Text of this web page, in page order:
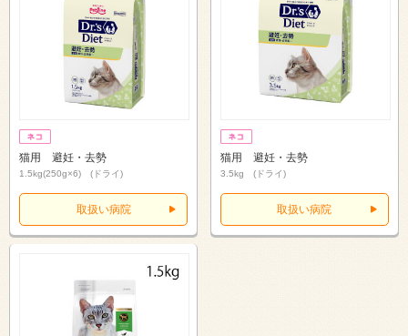
猫用 避妊・去勢
1.5kg(250g×6) (ドライ)
取扱い病院
猫用 避妊・去勢
3.5kg (ドライ)
取扱い病院